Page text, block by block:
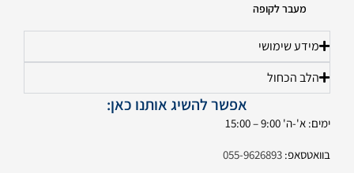
מעבר לקופה
מידע שימושי
הלב הכחול
אפשר להשיג אותנו כאן:
ימים: א'-ה' 9:00 – 15:00
בוואטסאפ: 055-9626893